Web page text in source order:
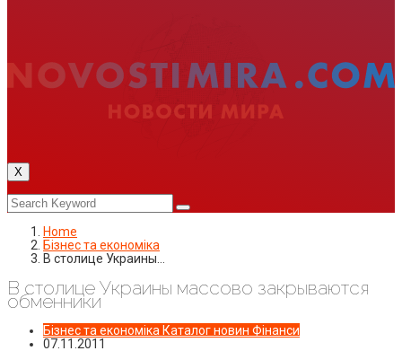
X
Home
Бізнес та економіка
В столице Украины…
В столице Украины массово закрываются
обменники
Бізнес та економіка Каталог новин Фінанси
07.11.2011